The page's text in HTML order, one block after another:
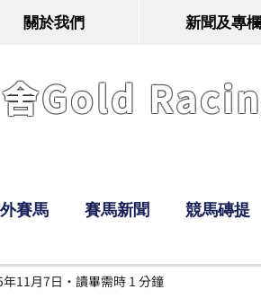
關於我們 新聞及專欄
Gold
賽馬 賽馬新聞 競馬磚提
Tony 鹿
11月7日 讀畢需時 1 分鐘